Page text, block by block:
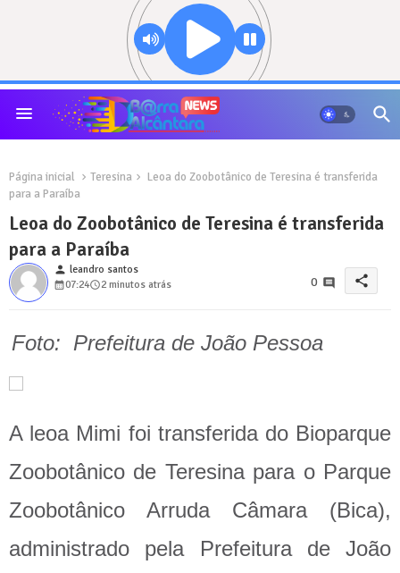
Página inicial Teresina
Leoa do Zoobotânico de Teresina é transferida
para a Paraíba
Leoa do Zoobotânico de Teresina é transferida
para a Paraíba
person leandro santos
07:24
2 minutos atrás 0 share
Foto: Prefeitura de João Pessoa
A leoa Mimi foi transferida do Bioparque
Zoobotânico de Teresina para o Parque
Zoobotânico Arruda Câmara (Bica),
administrado pela Prefeitura de João